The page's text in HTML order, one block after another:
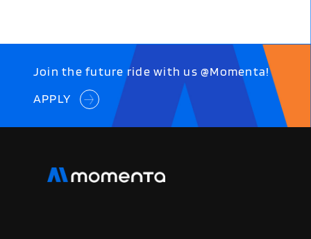
Join the future ride with us @Momenta!
APPLY